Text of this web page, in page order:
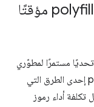
تحديًا مستمرًا لمطوّري
البرامج على الويب، ويشكّل استخدام رموز polyfill إحدى الطرق التي
أداء رموز